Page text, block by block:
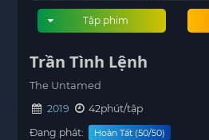
Tập phim
Trần Tình Lệnh
The Untamed
2019
42phút/tập
Đang phát:
Hoàn Tất (50/50)